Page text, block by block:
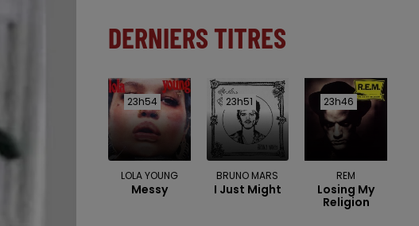
DERNIERS TITRES
23h54
23h54
LOLA YOUNG
Messy
23h51
23h51
BRUNO MARS
I Just Might
23h46
23h46
REM
Losing My
Religion